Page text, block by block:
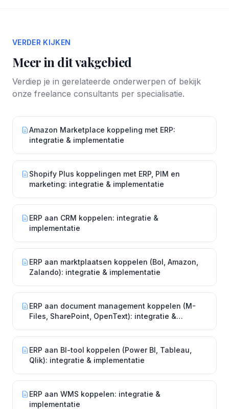
VERDER KIJKEN
Meer in dit vakgebied
Verdiep je in gerelateerde onderwerpen of bekijk
onze freelance consultants per specialisatie.
Amazon Marketplace koppeling met ERP:
integratie & implementatie
Shopify Plus koppelingen met ERP, PIM en
marketing: integratie & implementatie
ERP aan CRM koppelen: integratie &
implementatie
ERP aan marktplaatsen koppelen (Bol, Amazon,
Zalando): integratie & implementatie
ERP aan document management koppelen (M-
Files, SharePoint, OpenText): integratie &
ERP aan BI-tool koppelen (Power BI, Tableau,
Qlik): integratie & implementatie
ERP aan WMS koppelen: integratie &
implementatie